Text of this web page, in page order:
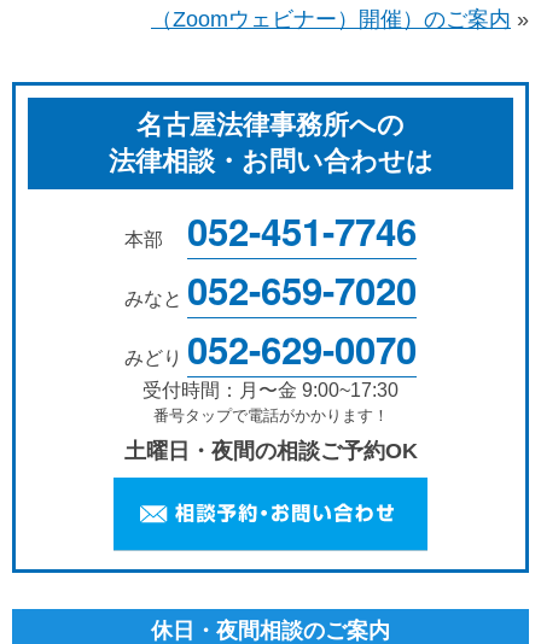
（Zoomウェビナー）開催）のご案内 »
名古屋法律事務所への
法律相談・お問い合わせは
本部 052-451-7746
みなと 052-659-7020
みどり 052-629-0070
受付時間：月〜金 9:00~17:30
番号タップで電話がかかります！
土曜日・夜間の相談ご予約OK
休日・夜間相談のご案内